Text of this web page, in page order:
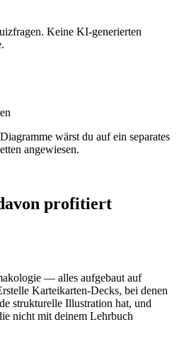
Keine KI-generierten
wärst du auf ein separates
angewiesen.
profitiert
— alles aufgebaut auf
Karteikarten-Decks, bei denen
strukturelle Illustration hat, und
nicht mit deinem Lehrbuch